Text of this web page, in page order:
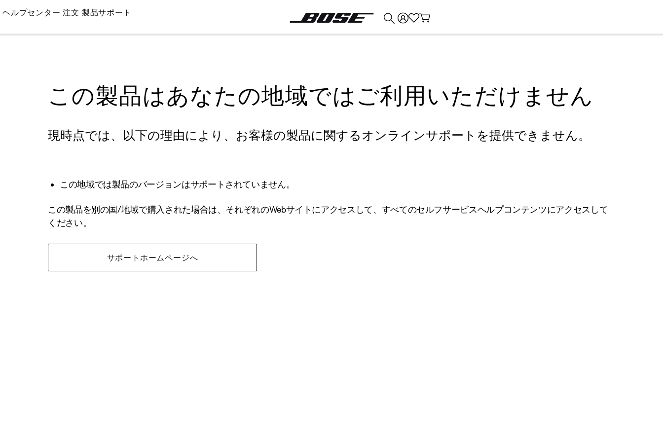
Skip
Main
ヘルプセンター 注文 製品サポート
この製品はあなたの地域ではご利用いただけません
現時点では、以下の理由により、お客様の製品に関するオンラインサポートを提供できません。
この地域では製品のバージョンはサポートされていません。
この製品を別の国/地域で購入された場合は、それぞれのWebサイトにアクセスして、すべてのセルフサービスヘルプコンテンツにアクセスして
ください。
サポートホームページへ